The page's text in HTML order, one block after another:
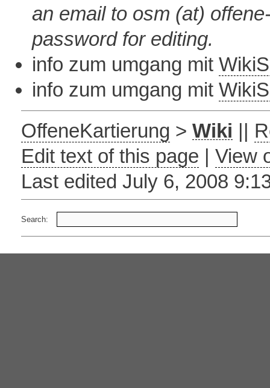
an email to osm (at)
password for editing.
info zum umgang mit
info zum umgang mit
OffeneKartierung > Wiki ||
Edit text of this page | View
Last edited July 6, 2008
Search: